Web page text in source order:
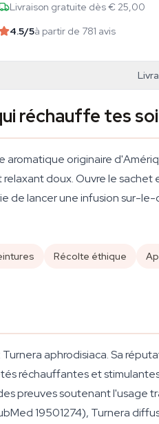
Livraison gratuite dès € 25,00
4.5/5à partir de 781 avis
réchauffe tes
aromatique originaire
doux. Ouvre le
lancer une infusion sur-le-
Récolte éthique
Turnera aphrodisiaca. Sa
réchauffantes et
preuves soutenant l'usage
19501274), Turnera